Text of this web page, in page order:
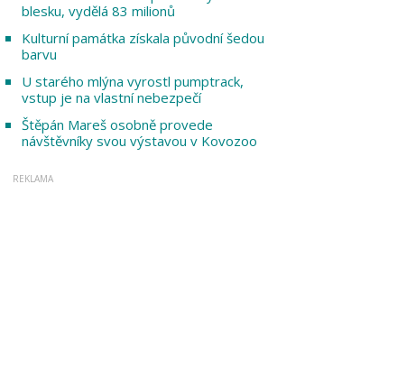
blesku, vydělá 83 milionů
Kulturní památka získala původní šedou
barvu
U starého mlýna vyrostl pumptrack,
vstup je na vlastní nebezpečí
Štěpán Mareš osobně provede
návštěvníky svou výstavou v Kovozoo